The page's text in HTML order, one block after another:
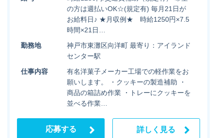
の方は週払いOK☆(規定有) 毎月21日が
お給料日♪ ★月収例★ 時給1250円×7.5
時間×21日…
勤務地
神戸市東灘区向洋町 最寄り：アイランド
センター駅
仕事内容
有名洋菓子メーカー工場での軽作業をお
願いします。 ・クッキーの製造補助 ・
商品の箱詰め作業 ・トレーにクッキーを
並べる作業…
応募する 詳しく見る